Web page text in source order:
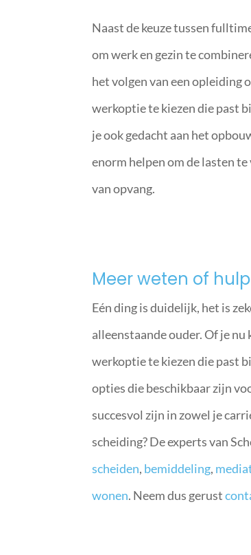
Naast de keuze tussen
om werk en gezin te
het volgen van een opleiding
werkoptie te kiezen die past
je ook gedacht aan het
enorm helpen om de lasten
van opvang.
Meer weten of
Eén ding is duidelijk, het is
alleenstaande ouder. Of je
werkoptie te kiezen die past
opties die beschikbaar zijn
succesvol zijn in zowel je
scheiding? De experts van
scheiden, bemiddeling,
wonen. Neem dus gerust